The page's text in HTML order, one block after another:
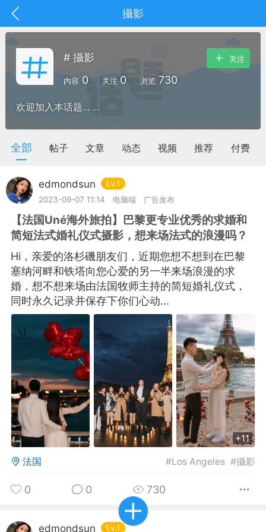
攝影
每日任务 签到有奖
华人资讯
阅读洛杉矶新闻
华人论坛
加入社区交流
华人社区信息发布规范》
华人社区账号注册及使用规范》
洛杉矶热点 娱乐八卦 同乡联谊
# 攝影
内容 0 关注 0 浏览 730
关注
欢迎加入本话题... ...
全部 帖子 文章 动态 视频 推荐 付费
edmondsun
Lv.1
2023-09-07 11:14
电脑端 广告发布
【法国Uné海外旅拍】巴黎更专业优秀的求婚和
简短法式婚礼仪式摄影，想来场法式的浪漫吗？
Hi，亲爱的洛杉磯朋友们，近期您想不想到在巴黎
塞纳河畔和铁塔向您心爱的另一半来场浪漫的求
婚，想不想来场由法国牧师主持的简短婚礼仪式，
同时永久记录并保存下你们心动...
+11
法国 #Los Angeles #攝影
0 0 730
edmondsun Lv.1